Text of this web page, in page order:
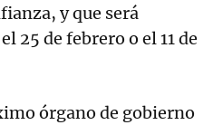
y que será
25 de febrero o el 11 de
órgano de gobierno